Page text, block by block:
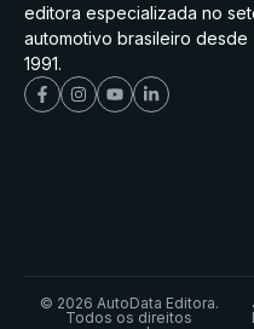
editora especializada no
automotivo brasileiro desde
1991.
© 2026 AutoData Editora.
Todos os direitos